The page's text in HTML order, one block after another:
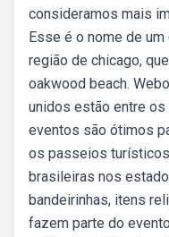
consideramos mais
Esse é o nome de
região de chicago,
oakwood beach.
unidos estão entre
eventos são ótimos
os passeios
brasileiras nos
bandeirinhas, itens
fazem parte do